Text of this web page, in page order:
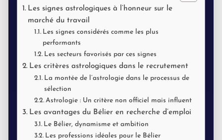
Les signes astrologiques à l’honneur sur le
marché du travail
Les signes considérés comme les plus
performants
Les secteurs favorisés par ces signes
Les critères astrologiques dans le recrutement
La montée de l’astrologie dans le processus de
sélection
Astrologie : Un critère non officiel mais influent
Les avantages du Bélier en recherche d’emploi
Le Bélier, dynamisme et ambition
Les professions idéales pour le Bélier